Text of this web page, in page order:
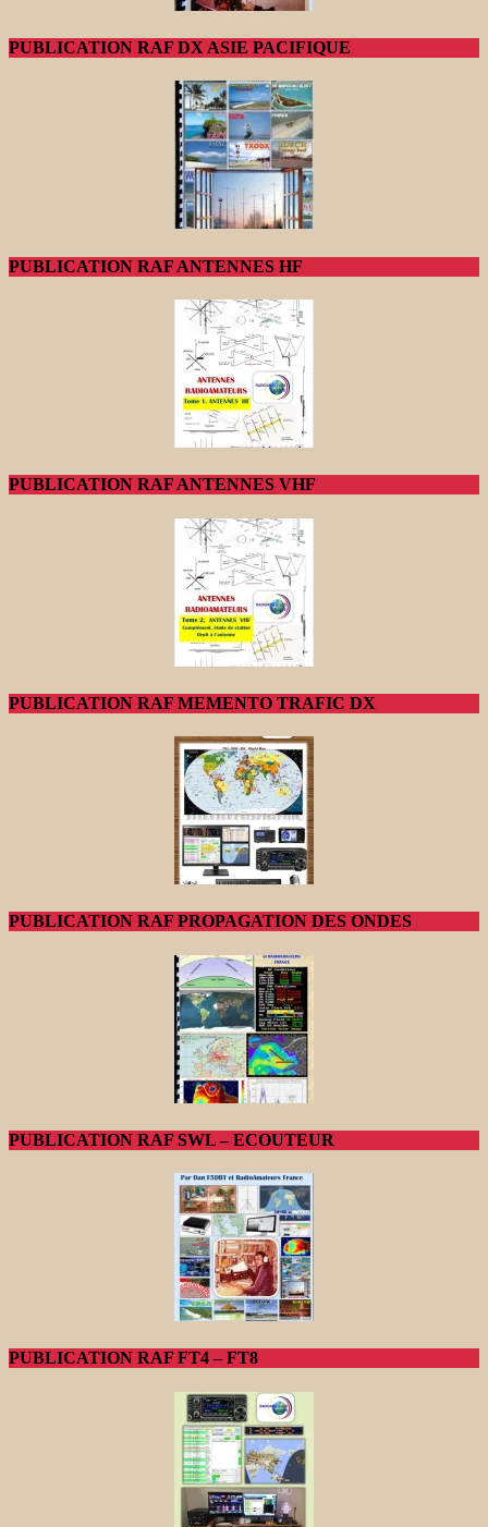
PUBLICATION RAF DX ASIE PACIFIQUE
PUBLICATION RAF ANTENNES HF
PUBLICATION RAF ANTENNES VHF
PUBLICATION RAF MEMENTO TRAFIC DX
PUBLICATION RAF PROPAGATION DES ONDES
PUBLICATION RAF SWL – ECOUTEUR
PUBLICATION RAF FT4 – FT8